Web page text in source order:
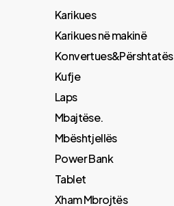
Karikues
Karikues në makinë
Konvertues&Përshtatës
Kufje
Laps
Mbajtëse.
Mbështjellës
Power Bank
Tablet
Xham Mbrojtës